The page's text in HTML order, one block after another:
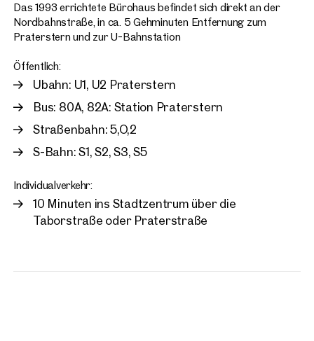
Das 1993 errichtete Bürohaus befindet sich direkt an der
Nordbahnstraße, in ca. 5 Gehminuten Entfernung zum
Praterstern und zur U-Bahnstation
Öffentlich:
Ubahn: U1, U2 Praterstern
Bus: 80A, 82A: Station Praterstern
Straßenbahn: 5,O,2
S-Bahn: S1, S2, S3, S5
Individualverkehr:
10 Minuten ins Stadtzentrum über die
Taborstraße oder Praterstraße